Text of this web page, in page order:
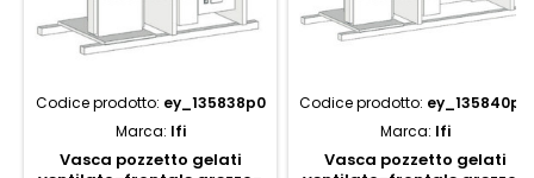
Codice prodotto: ey_135838p0
Marca: Ifi
Vasca pozzetto gelati
Codice prodotto: ey_135840p0
Marca: Ifi
Vasca pozzetto gelati